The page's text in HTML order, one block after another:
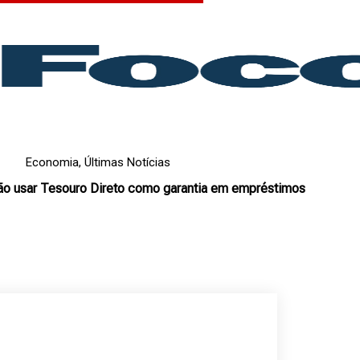
Economia, Últimas Notícias
usar Tesouro Direto como garantia em empréstimos